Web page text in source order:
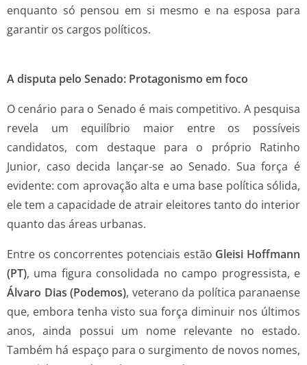
enquanto só pensou em si mesmo e na esposa para
garantir os cargos políticos.
A disputa pelo Senado: Protagonismo em foco
O cenário para o Senado é mais competitivo. A pesquisa
revela um equilíbrio maior entre os possíveis
candidatos, com destaque para o próprio Ratinho
Junior, caso decida lançar-se ao Senado. Sua força é
evidente: com aprovação alta e uma base política sólida,
ele tem a capacidade de atrair eleitores tanto do interior
quanto das áreas urbanas.
Entre os concorrentes potenciais estão Gleisi Hoffmann
(PT), uma figura consolidada no campo progressista, e
Álvaro Dias (Podemos), veterano da política paranaense
que, embora tenha visto sua força diminuir nos últimos
anos, ainda possui um nome relevante no estado.
Também há espaço para o surgimento de novos nomes,